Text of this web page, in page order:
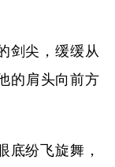
剑尖，缓缓从
的肩头向前方
底纷飞旋舞，